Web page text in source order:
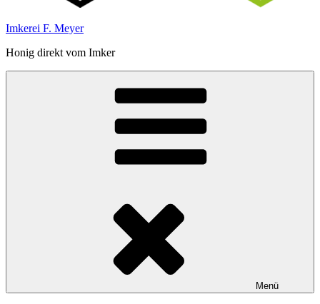
Imkerei F. Meyer
Honig direkt vom Imker
Menü